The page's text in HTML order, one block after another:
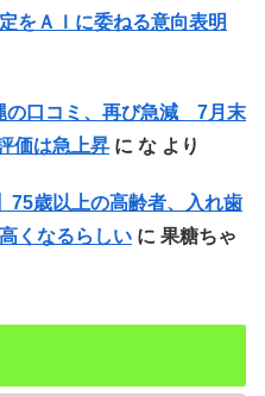
をＡＩに委ねる意向表明
の口コミ、再び急減 7月末
は急上昇 に な より
75歳以上の高齢者、入れ歯
くなるらしい に 果糖ちゃ